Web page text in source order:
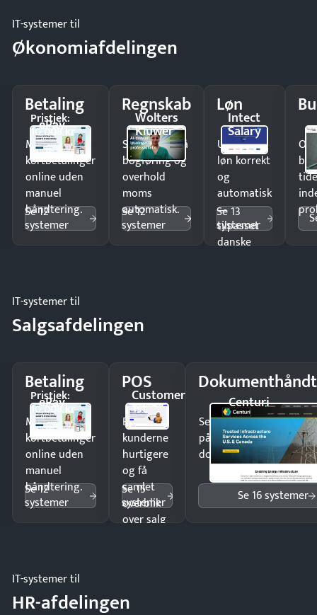
IT-systemer til
Økonomiafdelingen
Betaling
ePay
Pristjek:
10.008 kr
Modtag
kortbetalinger
online uden
manuel
håndtering.
Se 12
systemer
Regnskab
Wolters
Kluwer
Spar timer på
bogføring og
overhold
moms
automatisk.
Se 12
systemer
Løn
Intect
Salary
Udbetal
løn korrekt
og
automatisk
—
tilpasset
danske
Se 13
systemer
IT-systemer til
Salgsafdelingen
Betaling
ePay
Pristjek:
10.008 kr
Modtag
kortbetalinger
online uden
manuel
håndtering.
Se 12
systemer
POS
Customer
1st
Ekspedér
kunderne
hurtigere
og få
samlet
overblik
over salg
Se 15
systemer
Centuri
Send kontrakter til
på minutter og mist
dokumenter.
Se 16 systemer
IT-systemer til
HR-afdelingen